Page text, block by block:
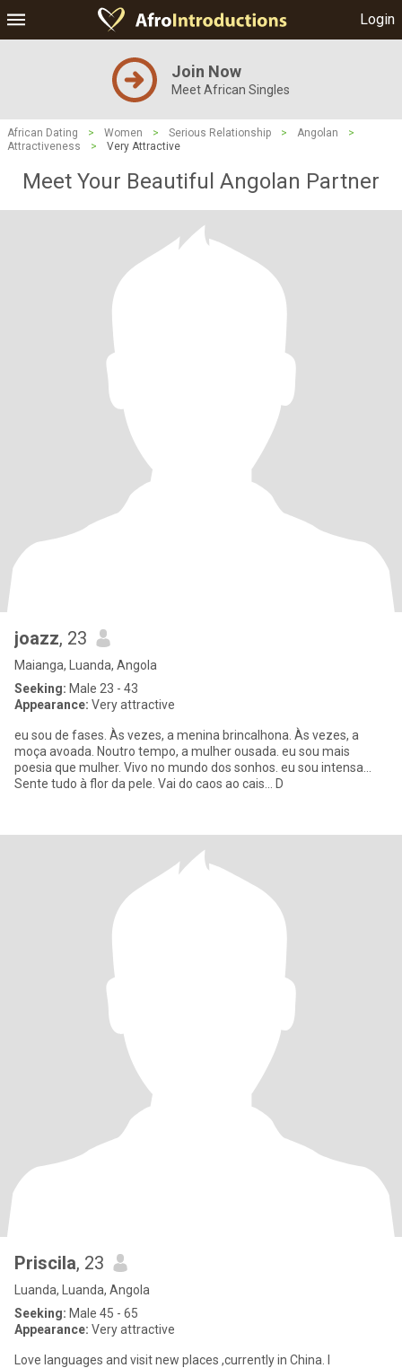
Login
Join Now
Meet African Singles
African Dating > Women > Serious Relationship > Angolan
>
Attractiveness
> Very Attractive
Meet Your Beautiful Angolan Partner
joazz, 23
Maianga, Luanda, Angola
Seeking: Male 23 - 43
Appearance: Very attractive
eu sou de fases. Às vezes, a menina brincalhona. Às vezes, a
moça avoada. Noutro tempo, a mulher ousada. eu sou mais
poesia que mulher. Vivo no mundo dos sonhos. eu sou intensa...
Sente tudo à flor da pele. Vai do caos ao cais... D
Priscila, 23
Luanda, Luanda, Angola
Seeking: Male 45 - 65
Appearance: Very attractive
Love languages and visit new places ,currently in China. I